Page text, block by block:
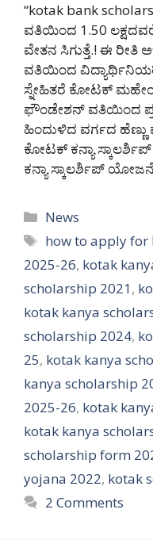
“kotak bank
ವತಿಯಿಂದ 1.50
ವೇತನ ಸಿಗುತ್ತೆ.! ಈ ರೀತಿ
ವತಿಯಿಂದ
ಸ್ನೇಹಿತರೆ ಕೋಟಕ್
ಫೌಂಡೇಶನ್ ವತಿಯಿಂದ
ಹಿಂದುಳಿದ ವರ್ಗದ
ಕೋಟಕ್ ಕನ್ಯಾ
ಕನ್ಯಾ ಸ್ಕಾಲರ್ಶಿಪ್
Categories
News
Tags
how to apply for
2025-26, kotak
scholarship 2021,
kotak kanya
scholarship 2024,
25, kotak kanya
kanya scholarship
2025-26, kotak
kotak kanya
scholarship form
yojana 2022, kotak
2 Comments